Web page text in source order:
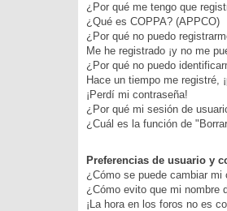
¿Por qué me tengo que
¿Qué es COPPA? (APPCO)
¿Por qué no puedo
Me he registrado ¡y no me
¿Por qué no puedo
Hace un tiempo me registré,
¡Perdí mi contraseña!
¿Por qué mi sesión de
¿Cuál es la función de
Preferencias de usuario y
¿Cómo se puede cambiar mi
¿Cómo evito que mi nombre
¡La hora en los foros no es